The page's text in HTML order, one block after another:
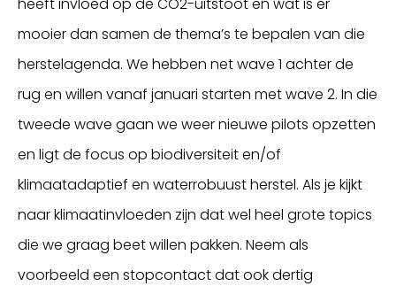
heeft invloed op de CO2-uitstoot en wat is er
mooier dan samen de thema’s te bepalen van die
herstelagenda. We hebben net wave 1 achter de
rug en willen vanaf januari starten met wave 2. In die
tweede wave gaan we weer nieuwe pilots opzetten
en ligt de focus op biodiversiteit en/of
klimaatadaptief en waterrobuust herstel. Als je kijkt
naar klimaatinvloeden zijn dat wel heel grote topics
die we graag beet willen pakken. Neem als
voorbeeld een stopcontact dat ook dertig